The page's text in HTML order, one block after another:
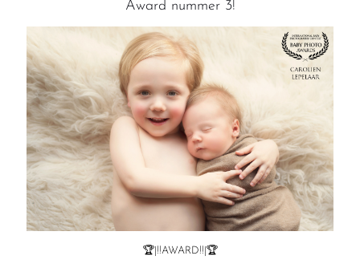
Award nummer 3!
🏆|!!AWARD!!|🏆